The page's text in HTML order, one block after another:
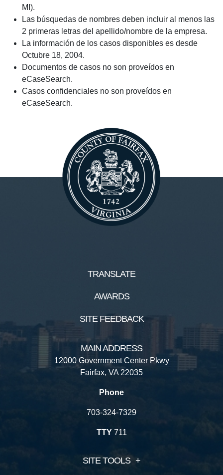
MI).
Las búsquedas de nombres deben incluir al menos las
2 primeras letras del apellido/nombre de la empresa.
La información de los casos disponibles es desde
Octubre 18, 2004.
Documentos de casos no son proveídos en
eCaseSearch.
Casos confidenciales no son proveídos en
eCaseSearch.
TRANSLATE
AWARDS
SITE FEEDBACK
MAIN ADDRESS
12000 Government Center Pkwy
Fairfax, VA 22035
Phone
703-324-7329
TTY 711
SITE TOOLS